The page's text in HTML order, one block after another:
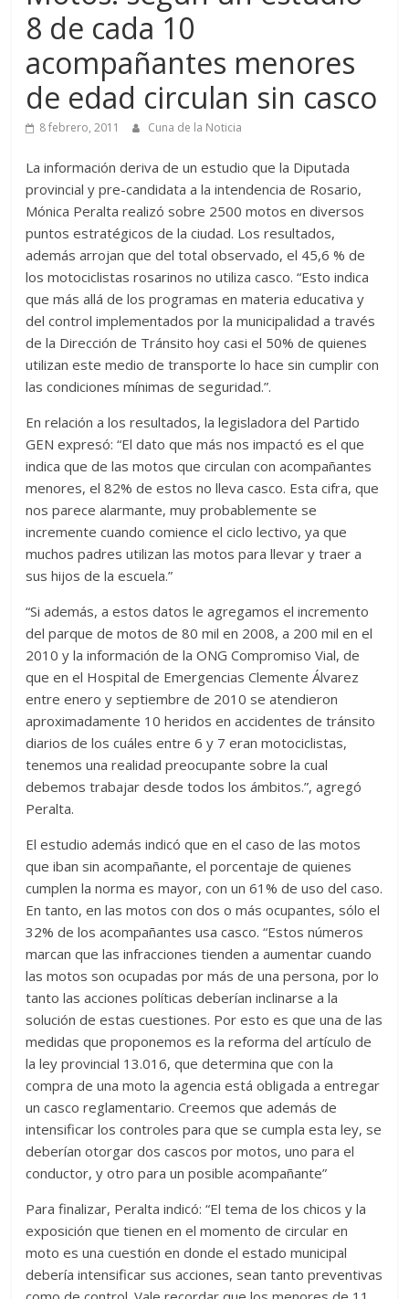
8 de cada 10
acompañantes menores
de edad circulan sin casco
8 febrero, 2011 Cuna de la Noticia
La información deriva de un estudio que la Diputada
provincial y pre-candidata a la intendencia de Rosario,
Mónica Peralta realizó sobre 2500 motos en diversos
puntos estratégicos de la ciudad. Los resultados,
además arrojan que del total observado, el 45,6 % de
los motociclistas rosarinos no utiliza casco. “Esto indica
que más allá de los programas en materia educativa y
del control implementados por la municipalidad a través
de la Dirección de Tránsito hoy casi el 50% de quienes
utilizan este medio de transporte lo hace sin cumplir con
las condiciones mínimas de seguridad.”.
En relación a los resultados, la legisladora del Partido
GEN expresó: “El dato que más nos impactó es el que
indica que de las motos que circulan con acompañantes
menores, el 82% de estos no lleva casco. Esta cifra, que
nos parece alarmante, muy probablemente se
incremente cuando comience el ciclo lectivo, ya que
muchos padres utilizan las motos para llevar y traer a
sus hijos de la escuela.”
“Si además, a estos datos le agregamos el incremento
del parque de motos de 80 mil en 2008, a 200 mil en el
2010 y la información de la ONG Compromiso Vial, de
que en el Hospital de Emergencias Clemente Álvarez
entre enero y septiembre de 2010 se atendieron
aproximadamente 10 heridos en accidentes de tránsito
diarios de los cuáles entre 6 y 7 eran motociclistas,
tenemos una realidad preocupante sobre la cual
debemos trabajar desde todos los ámbitos.”, agregó
Peralta.
El estudio además indicó que en el caso de las motos
que iban sin acompañante, el porcentaje de quienes
cumplen la norma es mayor, con un 61% de uso del caso.
En tanto, en las motos con dos o más ocupantes, sólo el
32% de los acompañantes usa casco. “Estos números
marcan que las infracciones tienden a aumentar cuando
las motos son ocupadas por más de una persona, por lo
tanto las acciones políticas deberían inclinarse a la
solución de estas cuestiones. Por esto es que una de las
medidas que proponemos es la reforma del artículo de
la ley provincial 13.016, que determina que con la
compra de una moto la agencia está obligada a entregar
un casco reglamentario. Creemos que además de
intensificar los controles para que se cumpla esta ley, se
deberían otorgar dos cascos por motos, uno para el
conductor, y otro para un posible acompañante”
Para finalizar, Peralta indicó: “El tema de los chicos y la
exposición que tienen en el momento de circular en
moto es una cuestión en donde el estado municipal
debería intensificar sus acciones, sean tanto preventivas